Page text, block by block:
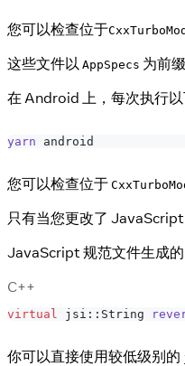
您可以检查位于
这些文件以 AppSpecs 为前
在 Android 上，每次执行
yarn android
您可以检查位于
只有当您更改了
JavaScript 规范文件生成的
C++
virtual jsi :: String
你可以直接使用较低级别的